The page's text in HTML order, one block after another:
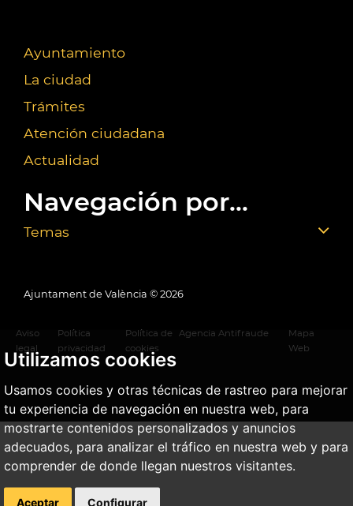
Utilizamos cookies
Usamos cookies y otras técnicas de rastreo para mejorar
tu experiencia de navegación en nuestra web, para
mostrarte contenidos personalizados y anuncios
adecuados, para analizar el tráfico en nuestra web y para
comprender de donde llegan nuestros visitantes.
Aceptar Configurar
Ayuntamiento
La ciudad
Trámites
Atención ciudadana
Actualidad
Navegación por...
Temas
Ajuntament de València © 2026
Aviso
legal
Política
privacidad
Política de
cookies
Agencia Antifraude
Mapa
Web